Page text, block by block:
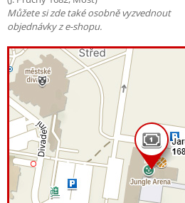
Můžete si zde také osobně vyzvednout
objednávky z e-shopu.